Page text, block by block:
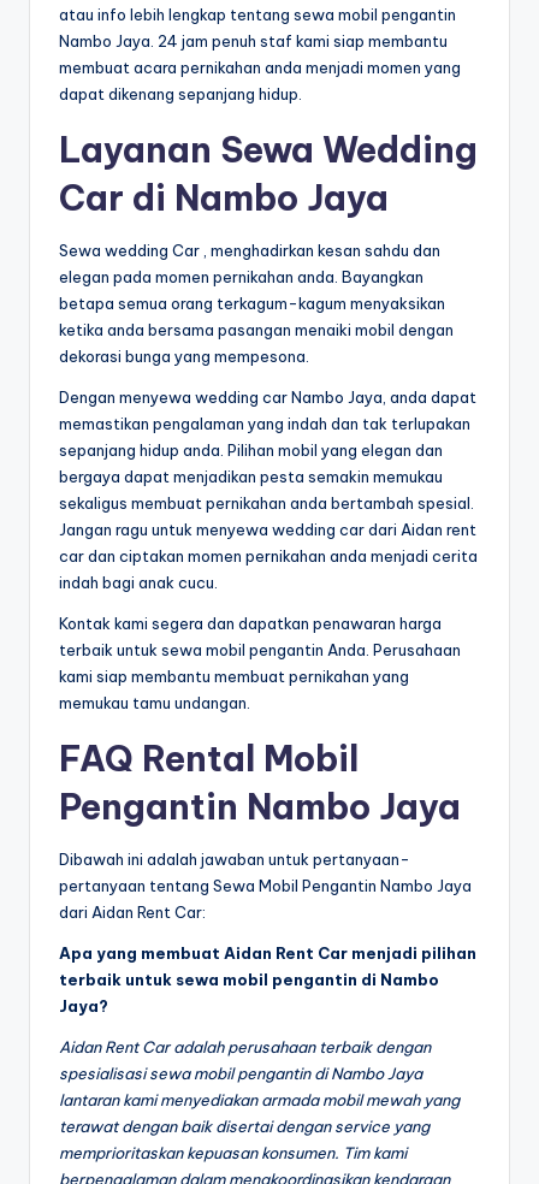
atau info lebih lengkap tentang sewa mobil pengantin
Nambo Jaya. 24 jam penuh staf kami siap membantu
membuat acara pernikahan anda menjadi momen yang
dapat dikenang sepanjang hidup.
Layanan Sewa Wedding
Car di Nambo Jaya
Sewa wedding Car , menghadirkan kesan sahdu dan
elegan pada momen pernikahan anda. Bayangkan
betapa semua orang terkagum-kagum menyaksikan
ketika anda bersama pasangan menaiki mobil dengan
dekorasi bunga yang mempesona.
Dengan menyewa wedding car Nambo Jaya, anda dapat
memastikan pengalaman yang indah dan tak terlupakan
sepanjang hidup anda. Pilihan mobil yang elegan dan
bergaya dapat menjadikan pesta semakin memukau
sekaligus membuat pernikahan anda bertambah spesial.
Jangan ragu untuk menyewa wedding car dari Aidan rent
car dan ciptakan momen pernikahan anda menjadi cerita
indah bagi anak cucu.
Kontak kami segera dan dapatkan penawaran harga
terbaik untuk sewa mobil pengantin Anda. Perusahaan
kami siap membantu membuat pernikahan yang
memukau tamu undangan.
FAQ Rental Mobil
Pengantin Nambo Jaya
Dibawah ini adalah jawaban untuk pertanyaan-
pertanyaan tentang Sewa Mobil Pengantin Nambo Jaya
dari Aidan Rent Car:
Apa yang membuat Aidan Rent Car menjadi pilihan
terbaik untuk sewa mobil pengantin di Nambo
Jaya?
Aidan Rent Car adalah perusahaan terbaik dengan
spesialisasi sewa mobil pengantin di Nambo Jaya
lantaran kami menyediakan armada mobil mewah yang
terawat dengan baik disertai dengan service yang
memprioritaskan kepuasan konsumen. Tim kami
berpengalaman dalam mengkoordinasikan kendaraan